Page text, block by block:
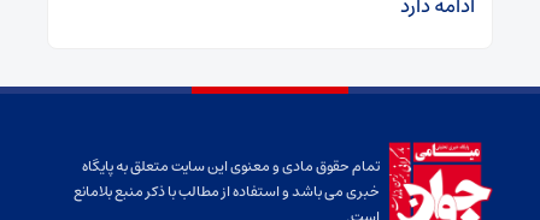
تمام حقوق مادی و معنوی این سایت متعلق به پایگاه
خبری می باشد و استفاده از مطالب با ذکر منبع بلامانع